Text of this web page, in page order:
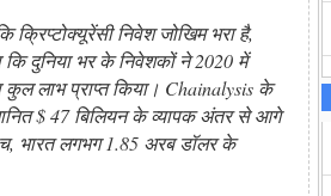
क्रिप्टोक्यूरेंसी निवेश जोखिम भरा है,
दुनिया भर के निवेशकों ने 2020 में
लाभ प्राप्त किया। Chainalysis के
$ 47 बिलियन के व्यापक अंतर से आगे
भारत लगभग 1.85 अरब डॉलर के